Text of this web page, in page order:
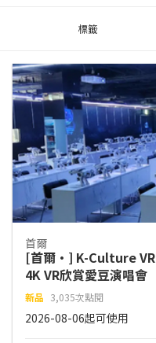
標籤
首爾
[首爾·] K-Culture VR
4K VR欣賞愛豆演唱會
新品 3,035次點閱
2026-08-06起可使用